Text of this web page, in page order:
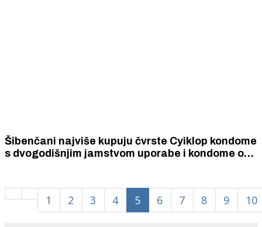
Šibenčani najviše kupuju čvrste Cyiklop kondome
s dvogodišnjim jamstvom uporabe i kondome od
1 2 3 4 5 6 7 8 9 10